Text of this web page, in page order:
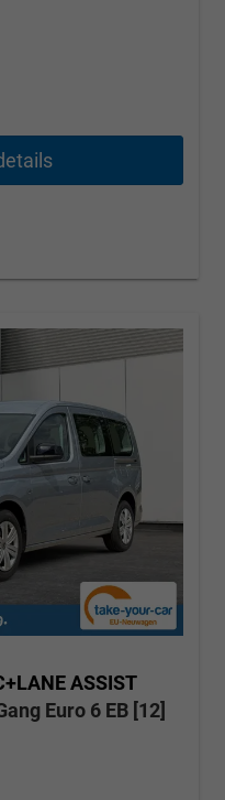
ASSIST
Euro 6 EB [12]